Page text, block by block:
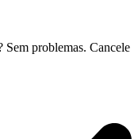
Sem problemas. Cancele